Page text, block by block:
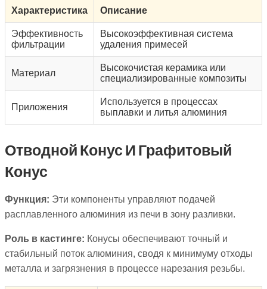
Характеристика Описание
Эффективность
фильтрации
Высокоэффективная система
удаления примесей
Материал
Высокочистая керамика или
специализированные композиты
Приложения
Используется в процессах
выплавки и литья алюминия
Отводной Конус И Графитовый
Конус
Функция: Эти компоненты управляют подачей
расплавленного алюминия из печи в зону разливки.
Роль в кастинге: Конусы обеспечивают точный и
стабильный поток алюминия, сводя к минимуму отходы
металла и загрязнения в процессе нарезания резьбы.